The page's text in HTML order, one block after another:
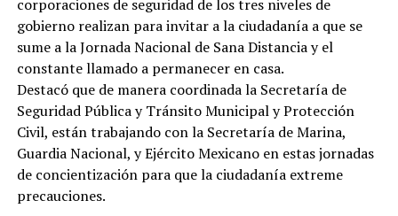
corporaciones de seguridad de los tres niveles de
gobierno realizan para invitar a la ciudadanía a que se
sume a la Jornada Nacional de Sana Distancia y el
constante llamado a permanecer en casa.
Destacó que de manera coordinada la Secretaría de
Seguridad Pública y Tránsito Municipal y Protección
Civil, están trabajando con la Secretaría de Marina,
Guardia Nacional, y Ejército Mexicano en estas jornadas
de concientización para que la ciudadanía extreme
precauciones.